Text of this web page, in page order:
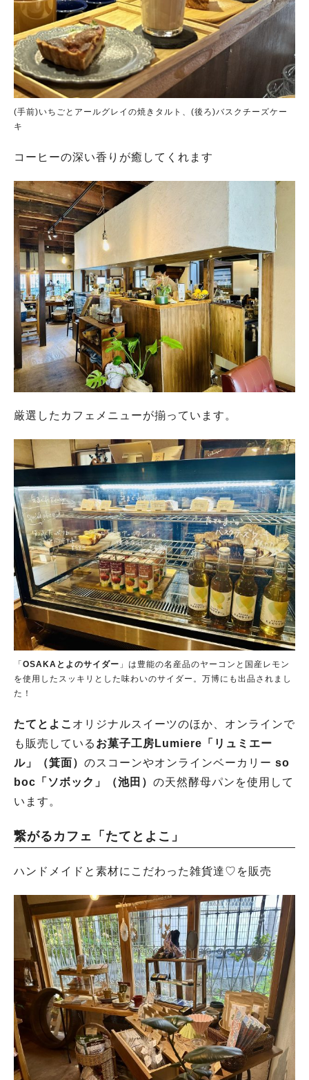
(手前)いちごとアールグレイの焼きタルト、(後ろ)バスクチーズケー
キ
コーヒーの深い香りが癒してくれます
厳選したカフェメニューが揃っています。
「OSAKAとよのサイダー 」は豊能の名産品のヤーコンと国産レモン
を使用したスッキリとした味わいのサイダー。万博にも出品されまし
た！
たてとよこ オリジナルスイーツのほか、オンラインで
も販売している お菓子工房Lumiere「リュミエー
ル」（箕面） のスコーンやオンラインベーカリー so
boc「ソボック」（池田） の天然酵母パンを使用して
います。
繋がるカフェ「たてとよこ」
ハンドメイドと素材にこだわった雑貨達♡を販売